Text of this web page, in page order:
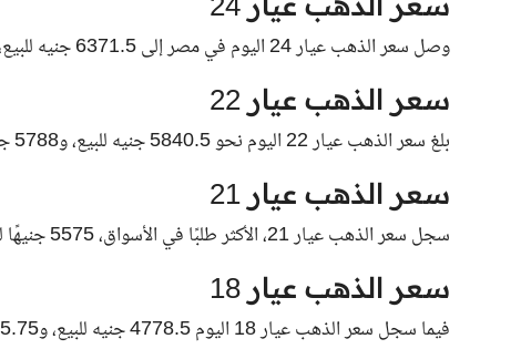
وصل سعر الذهب عيار 24 اليوم في مصر إلى 6371.5 جنيه للبيع، و6314.25 جنيه للشراء.
سعر الذهب عيار 22
بلغ سعر الذهب عيار 22 اليوم نحو 5840.5 جنيه للبيع، و5788 جنيهًا للشراء.
سعر الذهب عيار 21
سجل سعر الذهب عيار 21، الأكثر طلبًا في الأسواق، 5575 جنيهًا للبيع، و5525 جنيهًا للشراء.
سعر الذهب عيار 18
فيما سجل سعر الذهب عيار 18 اليوم 4778.5 جنيه للبيع، و4735.75 جنيه للشراء.